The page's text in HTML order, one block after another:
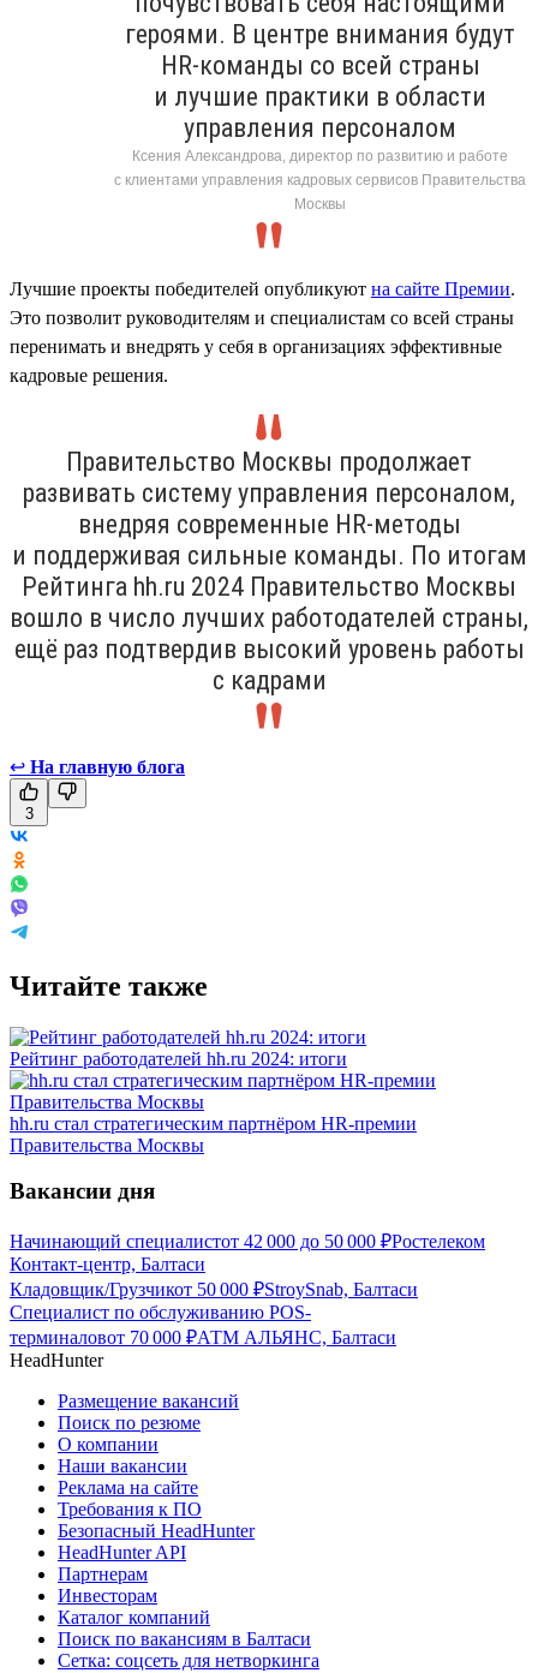
героями. В центре внимания будут
HR-команды со всей страны
и лучшие практики в области
управления персоналом
Ксения Александрова, директор по развитию и работе
с клиентами управления кадровых сервисов Правительства
Москвы
Лучшие проекты победителей опубликуют на сайте Премии.
Это позволит руководителям и специалистам со всей страны
перенимать и внедрять у себя в организациях эффективные
кадровые решения.
Правительство Москвы продолжает
развивать систему управления персоналом,
внедряя современные HR-методы
и поддерживая сильные команды. По итогам
Рейтинга hh.ru 2024 Правительство Москвы
вошло в число лучших работодателей страны,
ещё раз подтвердив высокий уровень работы
с кадрами
↩ На главную блога
3
Читайте также
Рейтинг работодателей hh.ru 2024: итоги
hh.ru стал стратегическим партнёром HR-премии
Правительства Москвы
Вакансии дня
Начинающий специалистот 42 000 до 50 000 ₽Ростелеком
Контакт-центр, Балтаси
Кладовщик/Грузчикот 50 000 ₽StroySnab, Балтаси
Специалист по обслуживанию POS-
терминаловот 70 000 ₽АТМ АЛЬЯНС, Балтаси
HeadHunter
Размещение вакансий
Поиск по резюме
О компании
Наши вакансии
Реклама на сайте
Требования к ПО
Безопасный HeadHunter
HeadHunter API
Партнерам
Инвесторам
Каталог компаний
Поиск по вакансиям в Балтаси
Сетка: соцсеть для нетворкинга